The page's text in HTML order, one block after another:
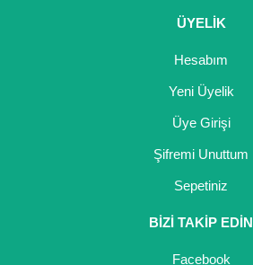
ÜYELİK
Hesabım
Yeni Üyelik
Üye Girişi
Şifremi Unuttum
Sepetiniz
BİZİ TAKİP EDİN
Facebook